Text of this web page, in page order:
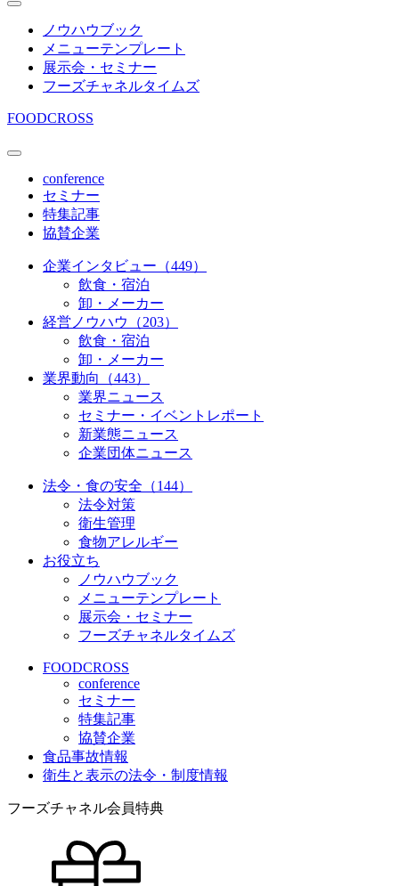
ノウハウブック
メニューテンプレート
展示会・セミナー
フーズチャネルタイムズ
FOODCROSS
conference
セミナー
特集記事
協賛企業
企業インタビュー（449）
飲食・宿泊
卸・メーカー
経営ノウハウ（203）
飲食・宿泊
卸・メーカー
業界動向（443）
業界ニュース
セミナー・イベントレポート
新業態ニュース
企業団体ニュース
法令・食の安全（144）
法令対策
衛生管理
食物アレルギー
お役立ち
ノウハウブック
メニューテンプレート
展示会・セミナー
フーズチャネルタイムズ
FOODCROSS
conference
セミナー
特集記事
協賛企業
食品事故情報
衛生と表示の法令・制度情報
フーズチャネル会員特典